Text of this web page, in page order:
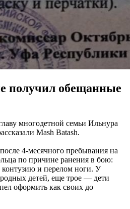
получил обещанные
многодетной семьи Ильнура
Mash Batash.
4-месячного пребывания на
по причине ранения в бою:
и перелом ноги. У
детей, еще трое — дети
оформить как своих до